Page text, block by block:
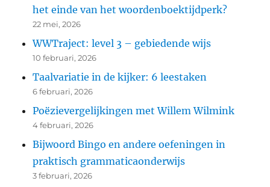
het einde van het woordenboektijdperk?
22 mei, 2026
WWTraject: level 3 – gebiedende wijs
10 februari, 2026
Taalvariatie in de kijker: 6 leestaken
6 februari, 2026
Poëzievergelijkingen met Willem Wilmink
4 februari, 2026
Bijwoord Bingo en andere oefeningen in
praktisch grammaticaonderwijs
3 februari, 2026